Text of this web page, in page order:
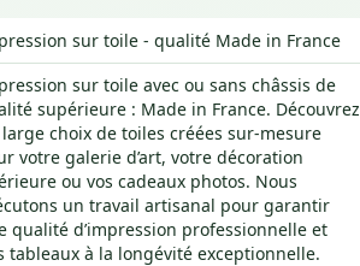
sur toile - qualité Made in France
sur toile avec ou sans châssis de
supérieure : Made in France. Découvrez
choix de toiles créées sur-mesure
votre galerie d’art, votre décoration
ou vos cadeaux photos. Nous
un travail artisanal pour garantir
qualité d’impression professionnelle et
tableaux à la longévité exceptionnelle.